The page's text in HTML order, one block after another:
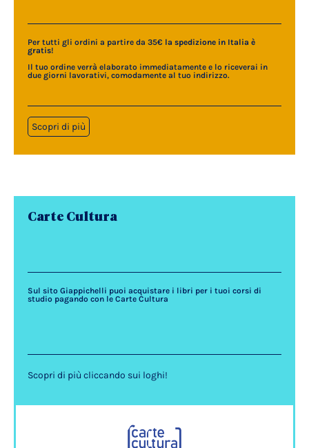
Per tutti gli ordini a partire da 35€ la spedizione in Italia è
gratis!
Il tuo ordine verrà elaborato immediatamente e lo riceverai in
due giorni lavorativi, comodamente al tuo indirizzo.
Scopri di più
Carte Cultura
Sul sito Giappichelli puoi acquistare i libri per i tuoi corsi di
studio pagando con le Carte Cultura
Scopri di più cliccando sui loghi!